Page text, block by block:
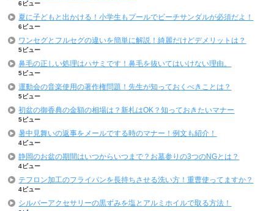
6ビュー
夏に子どもと出かける！小学生もプールでビーチサンダルが必須だよ！
6ビュー
ワンセグとフルセグの違いを簡単に解説！綺麗だけどデメリットは？
5ビュー
鼻毛の正しい処理はハサミです！鼻毛を抜いてはいけない理由。
5ビュー
運動会の音楽使用の著作権問題！先生が知っておくべきことは？
5ビュー
初盆の御香典の金額の相場は？新札はOK？知っておきたいマナー
5ビュー
暑中見舞いの返事をメールでする時のマナー！例文も紹介！
4ビュー
静岡のお盆の期間はいつからいつまで？お墓参りの3つのNGとは？
4ビュー
テフロン加工のフライパンを長持ちさせる洗い方！重曹使ってますか？
4ビュー
シルバーアクセサリーの黒ずみを塩とアルミホイルで取る方法！